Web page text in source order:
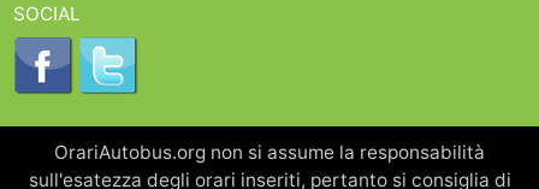
SOCIAL
OrariAutobus.org non si assume la responsabilità
sull'esatezza degli orari inseriti, pertanto si consiglia di